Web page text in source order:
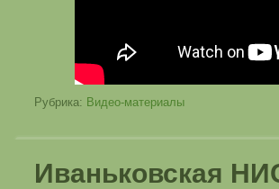
Рубрика: Видео-материалы
Иваньковская